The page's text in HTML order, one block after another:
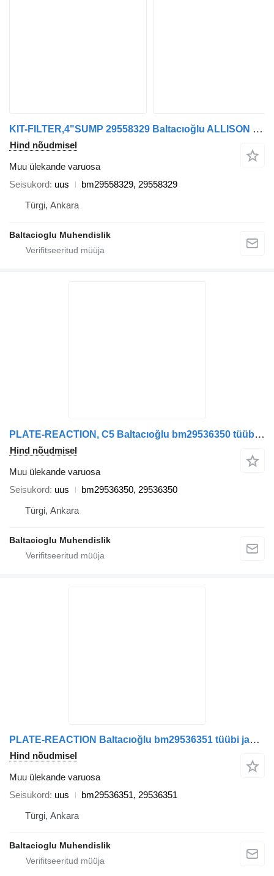
KIT-FILTER,4"SUMP 29558329 Baltacıoğlu ALLISON bm29558329 tüübi jaoks bussi
Hind nõudmisel
Muu ülekande varuosa
Seisukord uus
bm29558329, 29558329
Türgi, Ankara
Baltacioglu Muhendislik
PLATE-REACTION, C5 Baltacıoğlu bm29536350 tüübi jaoks bussi
Hind nõudmisel
Muu ülekande varuosa
Seisukord uus
bm29536350, 29536350
Türgi, Ankara
Baltacioglu Muhendislik
PLATE-REACTION Baltacıoğlu bm29536351 tüübi jaoks bussi
Hind nõudmisel
Muu ülekande varuosa
Seisukord uus
bm29536351, 29536351
Türgi, Ankara
Baltacioglu Muhendislik